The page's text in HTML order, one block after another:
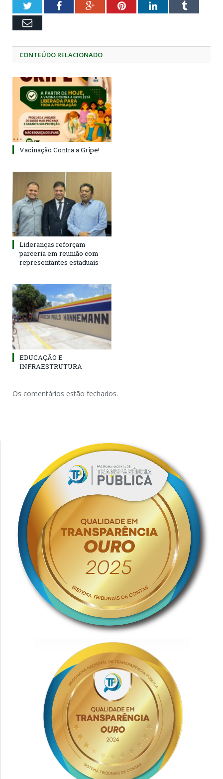
TwitterFacebookGoogle+PinterestLinkedInTumblr
Email
CONTEÚDO RELACIONADO
Vacinação Contra a Gripe!
Lideranças reforçam
parceria em reunião com
representantes estaduais
EDUCAÇÃO E
INFRAESTRUTURA
Os comentários estão fechados.